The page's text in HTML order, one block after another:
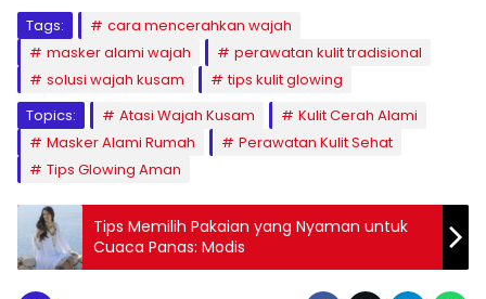
Tags:
cara mencerahkan wajah
masker alami wajah
perawatan kulit tradisional
solusi wajah kusam
tips kulit glowing
Topics:
Atasi Wajah Kusam
Kulit Cerah Alami
Masker Alami Rumah
Perawatan Kulit Sehat
Tips Glowing Aman
Tips Memilih Pakaian yang Nyaman untuk
Cuaca Panas: Modis